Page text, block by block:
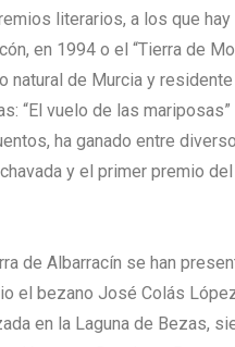
literarios, a los que hay
en 1994 o el “Tierra de
de Murcia y residente
“El vuelo de las mariposas”
ha ganado entre
y el primer premio
de Albarracín se han
el bezano José Colás
en la Laguna de Bezas,